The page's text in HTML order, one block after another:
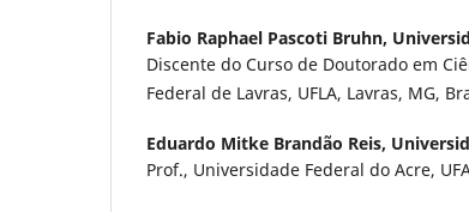
Fabio Raphael Pascoti Bruhn,
Discente do Curso de Doutorado em
Federal de Lavras, UFLA, Lavras, MG,
Eduardo Mitke Brandão Reis,
Prof., Universidade Federal do Acre,